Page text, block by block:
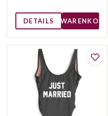
DETAILS WARENKORB